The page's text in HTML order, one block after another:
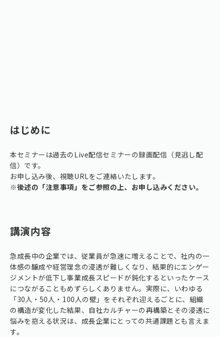
はじめに
本セミナーは過去のLive配信セミナーの録画配信（見逃し配
信）です。
お申し込み後、視聴URLをご連絡いたします。
※後述の「注意事項」をご参照の上、お申し込みください。
講演内容
急成長中の企業では、従業員が急速に増えることで、社内の一
体感の醸成や経営理念の浸透が難しくなり、結果的にエンゲー
ジメントが低下し事業成長スピードが鈍化するといったケース
につながることもめずらしくありません。実際に、いわゆる
「30人・50人・100人の壁」をそれぞれ迎えるごとに、組織
の構造が変化した結果、自社カルチャーの再構築とその浸透に
悩みを抱える状況は、成長企業にとっての共通課題とも言えま
す。